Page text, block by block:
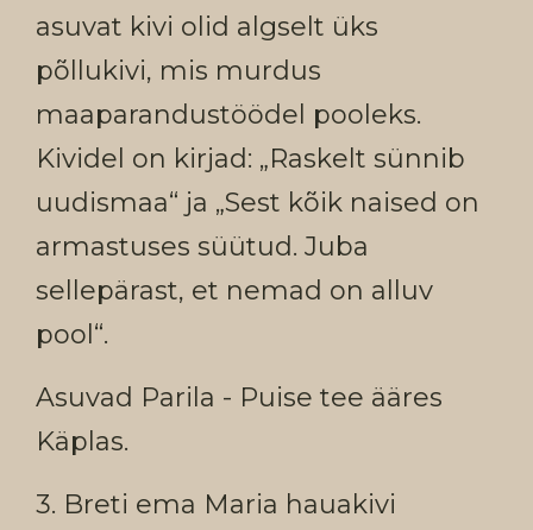
asuvat kivi olid algselt üks
põllukivi, mis murdus
maaparandustöödel pooleks.
Kividel on kirjad: „Raskelt sünnib
uudismaa“ ja „Sest kõik naised on
armastuses süütud. Juba
sellepärast, et nemad on alluv
pool“.
Asuvad Parila - Puise tee ääres
Käplas.
3. Breti ema Maria hauakivi